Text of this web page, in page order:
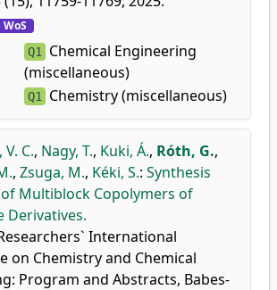
WoS
Q1 Chemical Engineering
(miscellaneous)
Q1 Chemistry (miscellaneous)
C., Nagy, T., Kuki, Á., Róth, G.,
, Zsuga, M., Kéki, S.: Synthesis
Multiblock Copolymers of
Derivatives.
International
on Chemistry and Chemical
Program and Abstracts, Babes-